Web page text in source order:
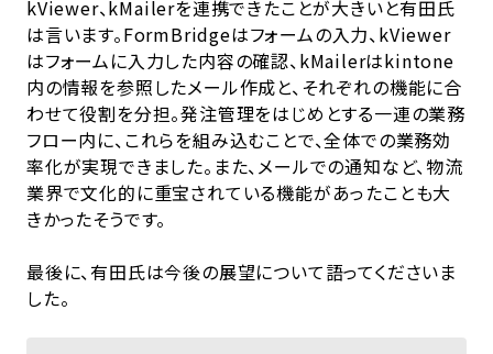
kViewer、kMailerを連携できたことが大きいと有田氏
は言います。FormBridgeはフォームの入力、kViewer
はフォームに入力した内容の確認、kMailerはkintone
内の情報を参照したメール作成と、それぞれの機能に合
わせて役割を分担。発注管理をはじめとする一連の業務
フロー内に、これらを組み込むことで、全体での業務効
率化が実現できました。また、メールでの通知など、物流
業界で文化的に重宝されている機能があったことも大
きかったそうです。
最後に、有田氏は今後の展望について語ってくださいま
した。